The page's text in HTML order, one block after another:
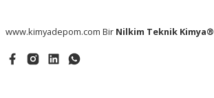
www.kimyadepom.com Bir Nilkim Teknik Kimya®